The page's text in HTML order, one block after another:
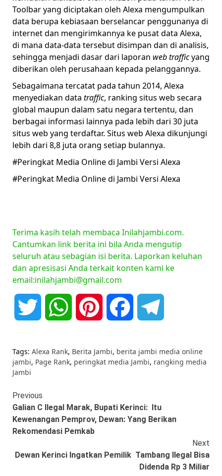
Toolbar yang diciptakan oleh Alexa mengumpulkan
data berupa kebiasaan berselancar penggunanya di
internet dan mengirimkannya ke pusat data Alexa,
di mana data-data tersebut disimpan dan di analisis,
sehingga menjadi dasar dari laporan web trafficyang
diberikan oleh perusahaan kepada pelanggannya.
Sebagaimana tercatat pada tahun 2014, Alexa
menyediakan data traffic, ranking situs web secara
global maupun dalam satu negara tertentu, dan
berbagai informasi lainnya pada lebih dari 30 juta
situs web yang terdaftar. Situs web Alexa dikunjungi
lebih dari 8,8 juta orang setiap bulannya.
#Peringkat Media Online di Jambi Versi Alexa
#Peringkat Media Online di Jambi Versi Alexa
Terima kasih telah membaca Inilahjambi.com.
Cantumkan link berita ini bila Anda mengutip
seluruh atau sebagian isi berita. Laporkan keluhan
dan apresisasi Anda terkait konten kami ke
email:inilahjambi@gmail.com
Twitter WhatsAppPinterest Facebook
Tags: Alexa Rank, Berita Jambi, berita jambi media online
jambi, Page Rank, peringkat media Jambi, rangking media
Jambi
Continue
Reading
Previous
Galian C Ilegal Marak, Bupati Kerinci: Itu
Kewenangan Pemprov, Dewan: Yang Berikan
Rekomendasi Pemkab
Next
Dewan Kerinci Ingatkan Pemilik Tambang Ilegal Bisa
Didenda Rp 3 Miliar